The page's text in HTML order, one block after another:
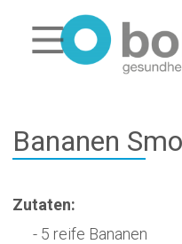
Bananen
Zutaten:
- 5 reife Bananen